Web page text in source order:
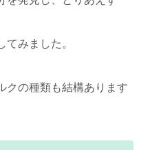
てみました。
クの種類も結構あります